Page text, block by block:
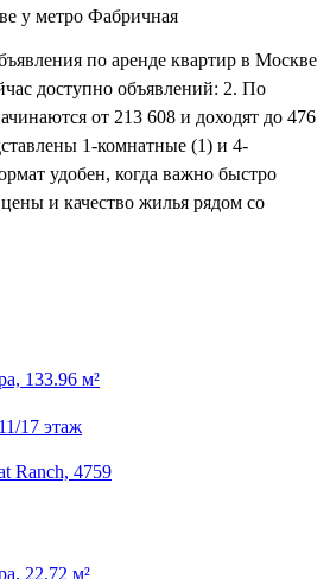
у метро Фабричная
по аренде квартир в Москве
доступно объявлений: 2. По
от 213 608 и доходят до 476
1-комнатные (1) и 4-
удобен, когда важно быстро
и качество жилья рядом со
133.96 м²
11/17 этаж
Ranch, 4759
22.72 м²